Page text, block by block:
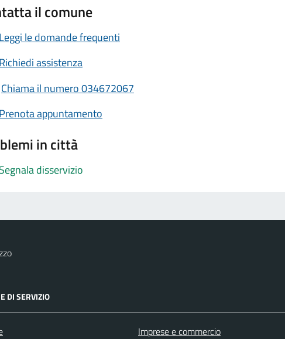
il comune
Leggi le domande frequenti
Richiedi assistenza
Chiama il numero 034672067
Prenota appuntamento
in città
Segnala disservizio
DI SERVIZIO
Imprese e commercio